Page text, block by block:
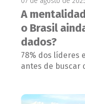
A
o Brasil
dados?
78% dos líderes
antes de buscar